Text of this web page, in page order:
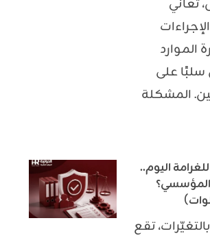
تعاني
الموارد
على
المشكلة
اليوم..
المؤسسي؟
تقع